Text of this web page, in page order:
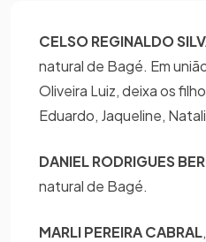
CELSO REGINALDO
natural de Bagé. Em
Oliveira Luiz, deixa os
Eduardo, Jaqueline,
DANIEL RODRIGUES
natural de Bagé.
MARLI PEREIRA CABRAL